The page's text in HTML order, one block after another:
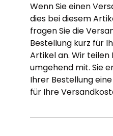
Wenn Sie einen
dies bei diesem
fragen Sie die
Bestellung kurz für
Artikel an. Wir teilen
umgehend mit. Sie
Ihrer Bestellung
für Ihre